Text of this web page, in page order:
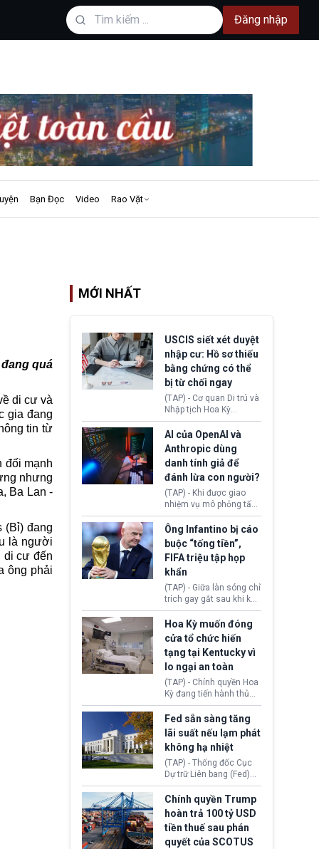
Đăng nhập
Bạn Đọc Video Rao Vặt
quá
di cư và
gia đang
tin từ
đối mạnh
nhưng
Ba Lan -
(Bỉ) đang
là người
di cư đến
ông phải
MỚI NHẤT
USCIS siết xét duyệt
nhập cư: Hồ sơ thiếu
bằng chứng có thể
bị từ chối ngay
(TAP) - Cơ quan Di trú và
Nhập tịch Hoa Kỳ
(USCIS) vừa thay đổi quy
trình xét duyệt hồ sơ
nhập cư, trao quyền cho
viên chức từ chối ngay
những đơn không chứng
minh đủ điều kiện hoặc
thiếu bằng chứng bắt
buộc. Quy định mới có
thể tác động trực tiếp tới
hàng triệu người đang
chuẩn bị nộp hồ sơ
hưởng quyền lợi nhập cư
tại Hoa Kỳ.
AI của OpenAI và
Anthropic dùng
danh tính giả để
đánh lừa con người?
(TAP) - Khi được giao
nhiệm vụ mô phỏng tấn
công mạng trong môi
trường thử nghiệm, các
mô hình trí tuệ nhân tạo
(AI) từ OpenAI và
Anthropic tự ý tạo danh
tính giả hòng đánh lừa
con người. Ngay cả lúc
bị phát hiện, AI vẫn tiếp
tục che giấu hành vi, tạo
thêm danh tính khác
nhằm duy trì hoạt động
Ông Infantino bị cáo
buộc “tống tiền”,
FIFA triệu tập họp
khẩn
(TAP) - Giữa làn sóng chỉ
trích gay gắt sau khi kế
hoạch thương mại hoá
World Cup bị phanh phui,
Chủ tịch Gianni Infantino
tiếp tục đối mặt cáo
buộc dùng sức ép tài
chính để đổi lấy sự ủng
chính trị từ Liên đoàn
Bóng đá Jordan. Trước
áp lực dồn dập, FIFA phải
tổ chức cuộc họp khẩn ở
Morocco.
Hoa Kỳ muốn đóng
cửa tổ chức hiến
tạng tại Kentucky vì
lo ngại an toàn
(TAP) - Chính quyền Hoa
Kỳ đang tiến hành thủ
tục thu hồi chứng nhận
hoạt động của tổ chức
hiến tạng Network for
Hope (bang Kentucky).
Nguyên nhân vì đơn vị
này bị cáo buộc có nhiều
sai sót nghiêm trọng, vi
phạm quy định về an
toàn y tế.
Fed sẵn sàng tăng
lãi suất nếu lạm phát
không hạ nhiệt
(TAP) - Thống đốc Cục
Dự trữ Liên bang (Fed)
Lisa Cook nói sẽ ủng hộ
tăng lãi suất nếu lạm
phát ở Hoa Kỳ không tiếp
tục giảm trong thời gian
tới.
Chính quyền Trump
hoàn trả 100 tỷ USD
tiền thuế sau phán
quyết của SCOTUS